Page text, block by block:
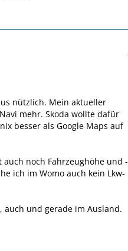
nützlich. Mein aktueller
mehr. Skoda wollte dafür
besser als Google Maps auf
noch Fahrzeughöhe und -
ich im Womo auch kein Lkw-
und gerade im Ausland.